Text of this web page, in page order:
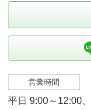
営業時間
平日 9:00～12:00